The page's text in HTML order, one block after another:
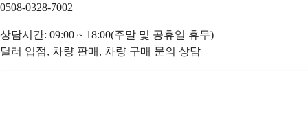
0508-0328-7002
상담시간: 09:00 ~ 18:00(주말 및 공휴일 휴무)
딜러 입점, 차량 판매, 차량 구매 문의 상담